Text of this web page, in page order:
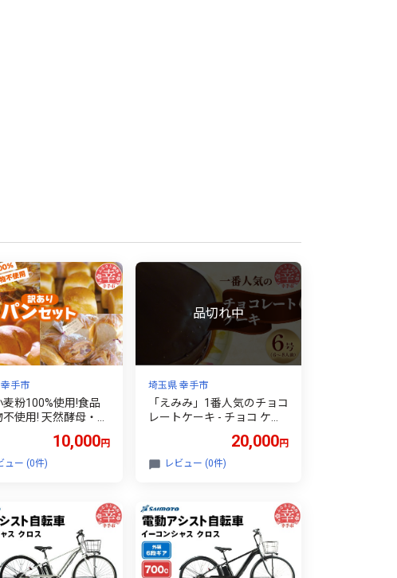
手市
麦粉100%使用!食品
使用! 天然酵母・自
め合わせセット - 国
つ ドライフルーツ
埼玉県 幸手市
10,000円
ュー (0件)
埼玉県 幸手市
「えみみ」1番人気のチョコ
レートケーキ - チョコ ケー
トケーキ チョコケーキ ココ
アパウダー スイーツ デザー
20,000円
レビュー (0件)